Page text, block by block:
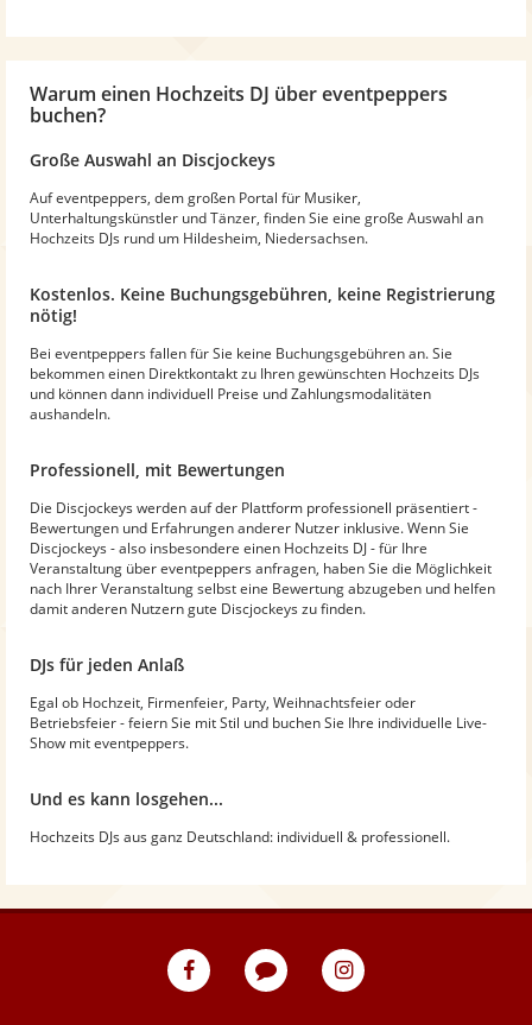
Warum einen Hochzeits DJ über eventpeppers
buchen?
Große Auswahl an Discjockeys
Auf eventpeppers, dem großen Portal für Musiker,
Unterhaltungskünstler und Tänzer, finden Sie eine große Auswahl an
Hochzeits DJs rund um Hildesheim, Niedersachsen.
Kostenlos. Keine Buchungsgebühren, keine Registrierung
nötig!
Bei eventpeppers fallen für Sie keine Buchungsgebühren an. Sie
bekommen einen Direktkontakt zu Ihren gewünschten Hochzeits DJs
und können dann individuell Preise und Zahlungsmodalitäten
aushandeln.
Professionell, mit Bewertungen
Die Discjockeys werden auf der Plattform professionell präsentiert -
Bewertungen und Erfahrungen anderer Nutzer inklusive. Wenn Sie
Discjockeys - also insbesondere einen Hochzeits DJ - für Ihre
Veranstaltung über eventpeppers anfragen, haben Sie die Möglichkeit
nach Ihrer Veranstaltung selbst eine Bewertung abzugeben und helfen
damit anderen Nutzern gute Discjockeys zu finden.
DJs für jeden Anlaß
Egal ob Hochzeit, Firmenfeier, Party, Weihnachtsfeier oder
Betriebsfeier - feiern Sie mit Stil und buchen Sie Ihre individuelle Live-
Show mit eventpeppers.
Und es kann losgehen...
Hochzeits DJs aus ganz Deutschland: individuell & professionell.
eventpeppers
Blog
eventpeppers